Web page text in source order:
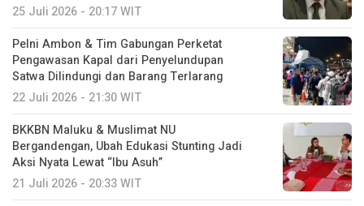
25 Juli 2026 - 20:17 WIT
Pelni Ambon & Tim Gabungan Perketat
Pengawasan Kapal dari Penyelundupan
Satwa Dilindungi dan Barang Terlarang
22 Juli 2026 - 21:30 WIT
BKKBN Maluku & Muslimat NU
Bergandengan, Ubah Edukasi Stunting Jadi
Aksi Nyata Lewat “Ibu Asuh”
21 Juli 2026 - 20:33 WIT